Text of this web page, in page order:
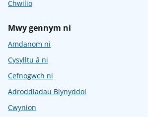
Chwilio
Mwy gennym ni
Amdanom ni
Cysylltu â ni
Cefnogwch ni
Adroddiadau Blynyddol
Cwynion